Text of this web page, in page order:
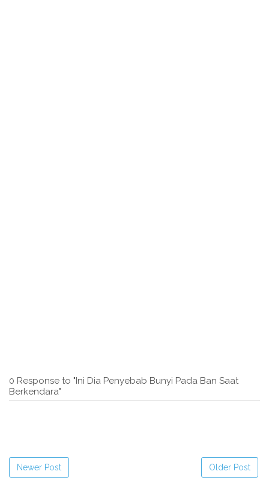
0 Response to "Ini Dia Penyebab Bunyi Pada Ban Saat
Berkendara"
Newer Post Older Post